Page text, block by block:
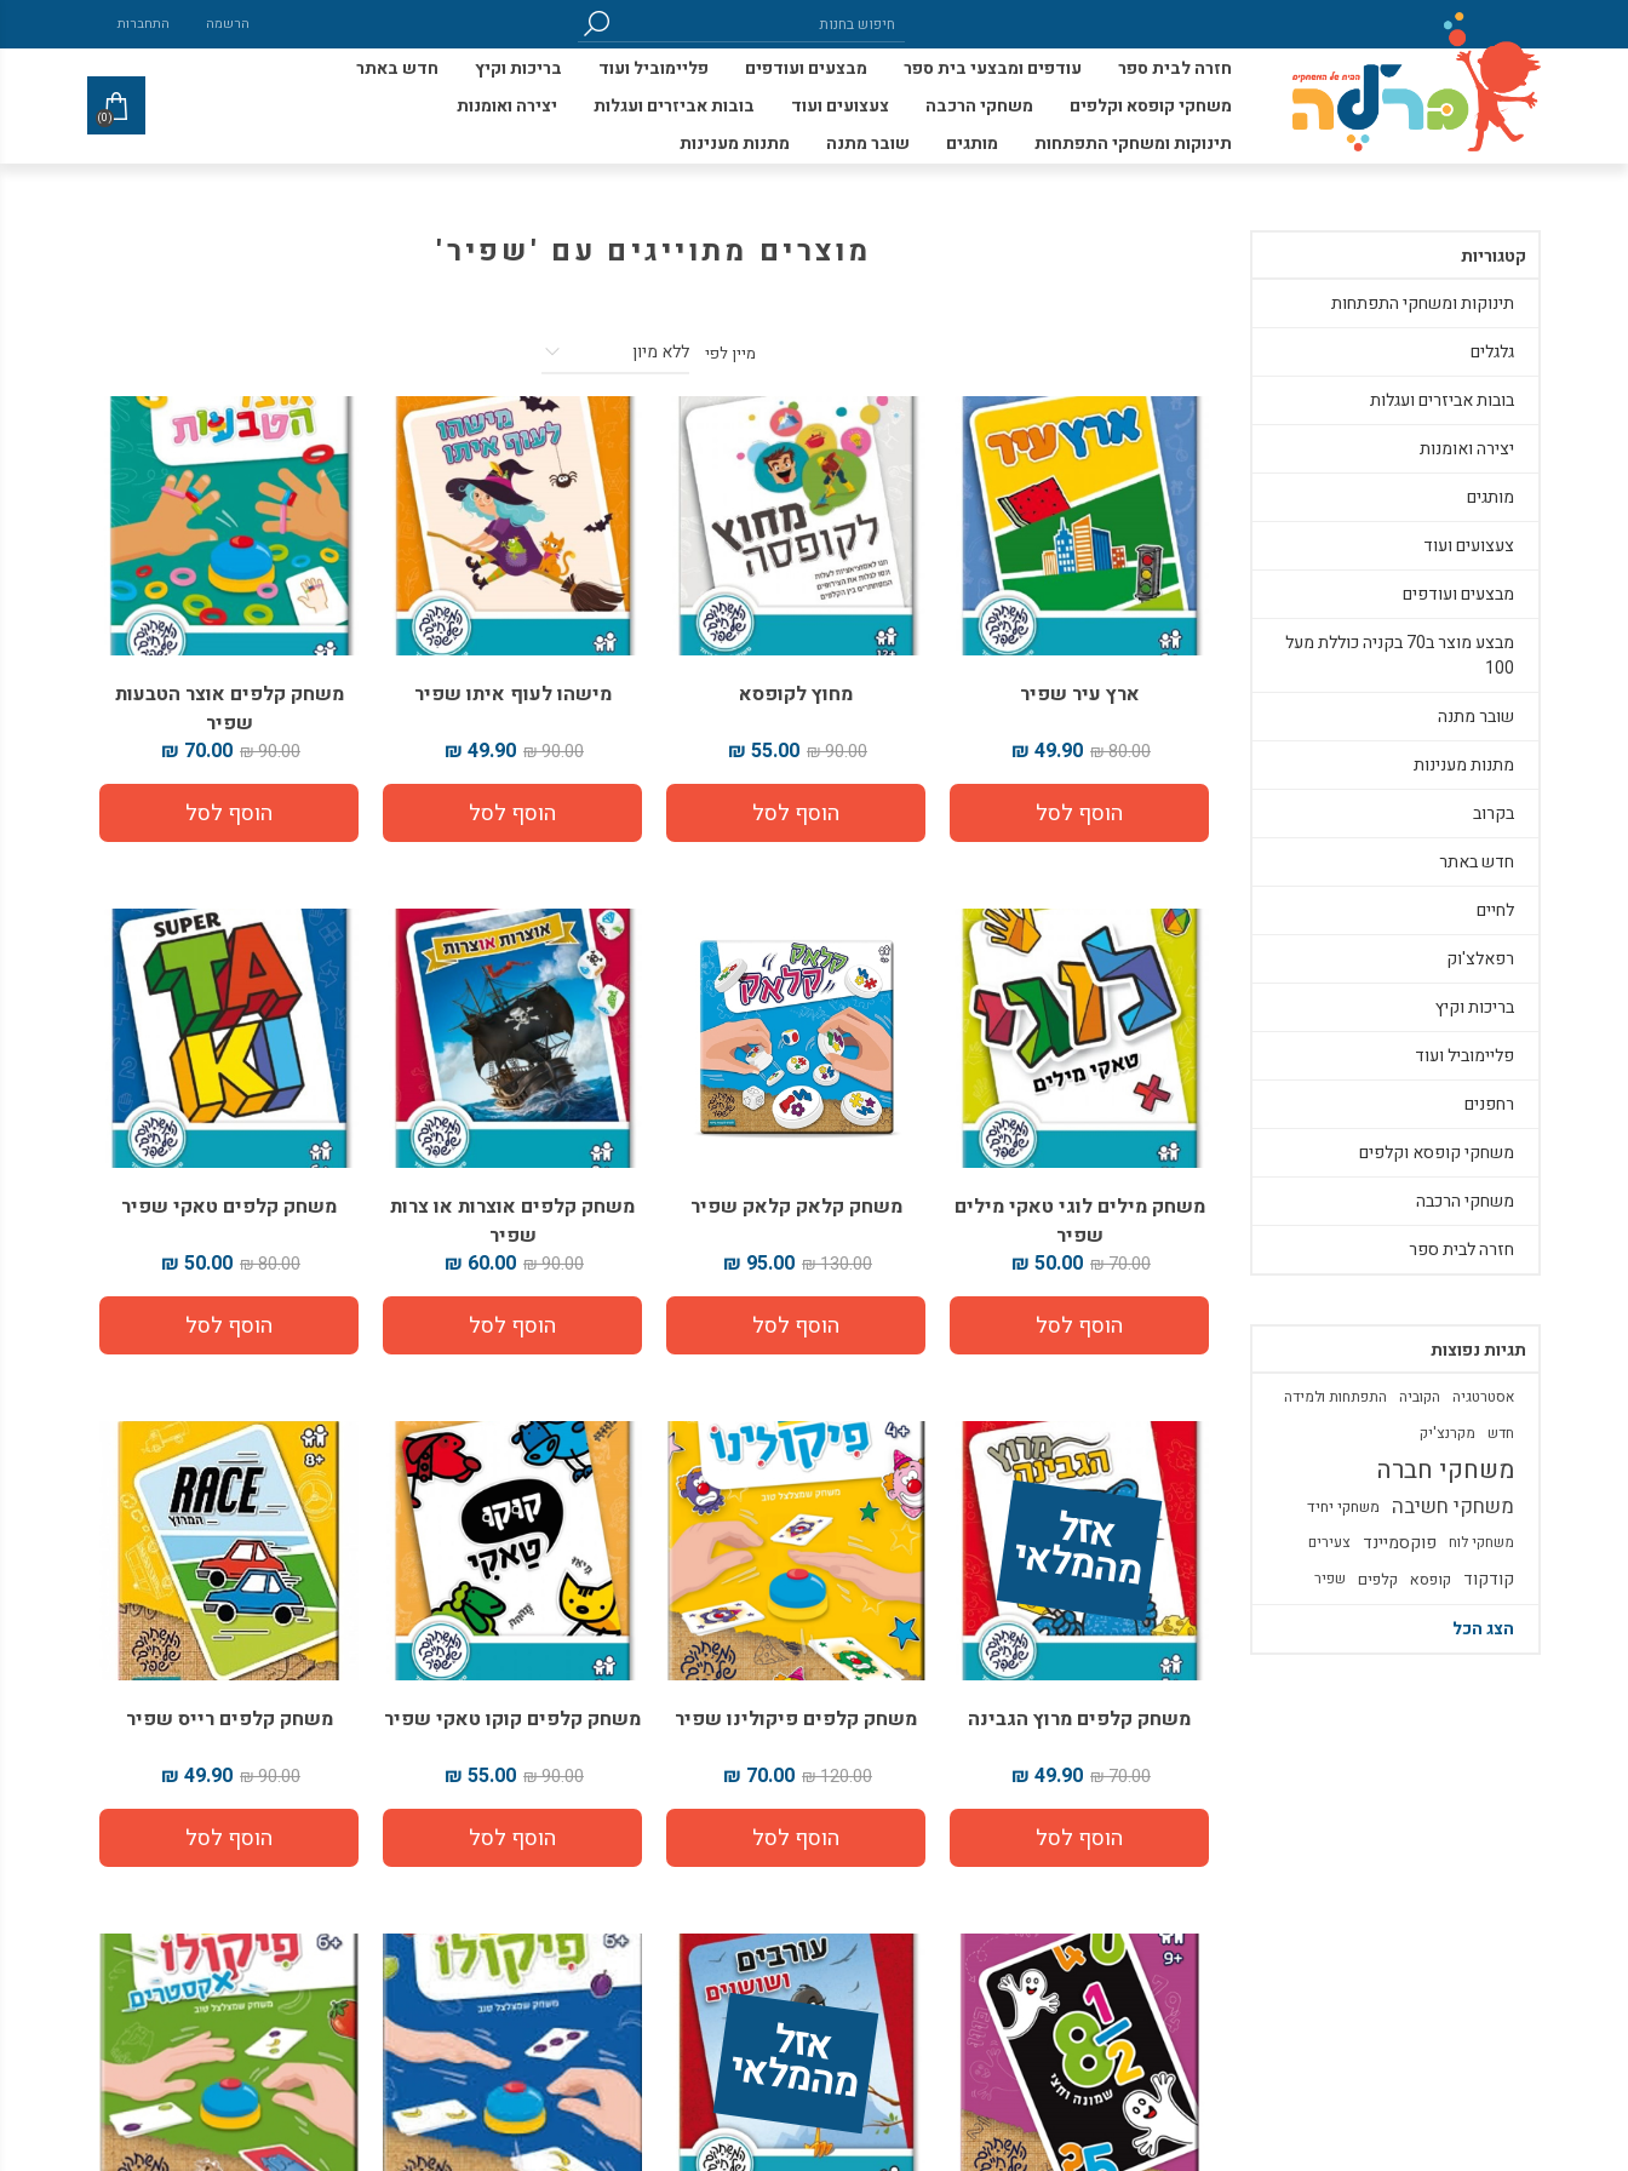
הרשמה התחברות
חזרה לבית ספר עודפים ומבצעי בית ספר מבצעים ועודפים פליימוביל ועוד בריכות וקיץ
חדש באתר
משחקי קופסא וקלפים
משחקי הרכבה צעצועים ועוד בובות אביזרים ועגלות
יצירה ואומנות
תינוקות ומשחקי התפתחות
מותגים שובר מתנה מתנות מענינות
(0)
מוצרים מתוייגים עם 'שפיר'
מיין לפי
ארץ עיר שפיר
80.00 ₪
49.90 ₪
מחוץ לקופסא
90.00 ₪
55.00 ₪
מישהו לעוף איתו שפיר
90.00 ₪
49.90 ₪
משחק קלפים אוצר הטבעות
שפיר
90.00 ₪
70.00 ₪
משחק מילים לוגי טאקי מילים
שפיר
70.00 ₪
50.00 ₪
משחק קלאק קלאק שפיר
130.00 ₪
95.00 ₪
משחק קלפים אוצרות או צרות
שפיר
90.00 ₪
60.00 ₪
משחק קלפים טאקי שפיר
80.00 ₪
50.00 ₪
אז
ל
מ
ה
מ
ל
אי
משחק קלפים מרוץ הגבינה
70.00 ₪
49.90 ₪
משחק קלפים פיקולינו שפיר
120.00 ₪
70.00 ₪
משחק קלפים קוקו טאקי שפיר
90.00 ₪
55.00 ₪
משחק קלפים רייס שפיר
90.00 ₪
49.90 ₪
אז
ל
מ
ה
מ
ל
אי
קטגוריות
תינוקות ומשחקי התפתחות
גלגלים
בובות אביזרים ועגלות
יצירה ואומנות
מותגים
צעצועים ועוד
מבצעים ועודפים
מבצע מוצר ב70 בקניה כוללת מעל
100
שובר מתנה
מתנות מענינות
בקרוב
חדש באתר
לחיים
רפאלצ'וק
בריכות וקיץ
פליימוביל ועוד
רחפנים
משחקי קופסא וקלפים
משחקי הרכבה
חזרה לבית ספר
תגיות נפוצות
אסטרטגיה הקוביה
התפתחות ולמידה
חדש
מקרנצ'יק
משחקי חברה
משחקי חשיבה משחקי יחיד
משחקי לוח פוקסמיינד צעירים
קודקוד קופסא קלפים שפיר
הצג הכל